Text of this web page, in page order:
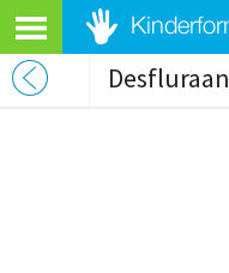
Desfluraan